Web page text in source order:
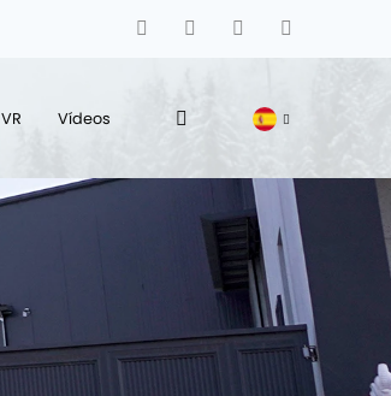
VR Vídeos